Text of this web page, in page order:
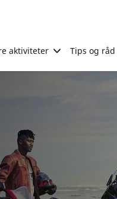
aktiviteter Tips og råd